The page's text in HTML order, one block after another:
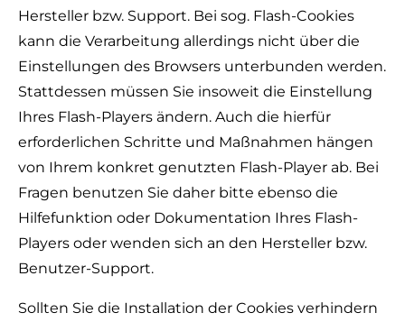
Hersteller bzw. Support. Bei sog. Flash-Cookies
kann die Verarbeitung allerdings nicht über die
Einstellungen des Browsers unterbunden werden.
Stattdessen müssen Sie insoweit die Einstellung
Ihres Flash-Players ändern. Auch die hierfür
erforderlichen Schritte und Maßnahmen hängen
von Ihrem konkret genutzten Flash-Player ab. Bei
Fragen benutzen Sie daher bitte ebenso die
Hilfefunktion oder Dokumentation Ihres Flash-
Players oder wenden sich an den Hersteller bzw.
Benutzer-Support.
Sollten Sie die Installation der Cookies verhindern